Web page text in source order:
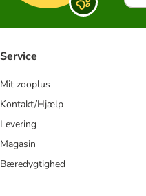
Service
Mit zooplus
Kontakt/Hjælp
Levering
Magasin
Bæredygtighed